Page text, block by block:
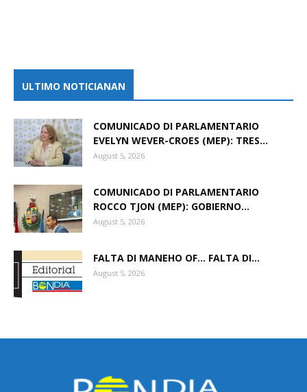
ULTIMO NOTICIANAN
COMUNICADO DI PARLAMENTARIO
EVELYN WEVER-CROES (MEP): TRES...
August 5, 2026
COMUNICADO DI PARLAMENTARIO
ROCCO TJON (MEP): GOBIERNO...
August 5, 2026
FALTA DI MANEHO OF… FALTA DI...
August 5, 2026